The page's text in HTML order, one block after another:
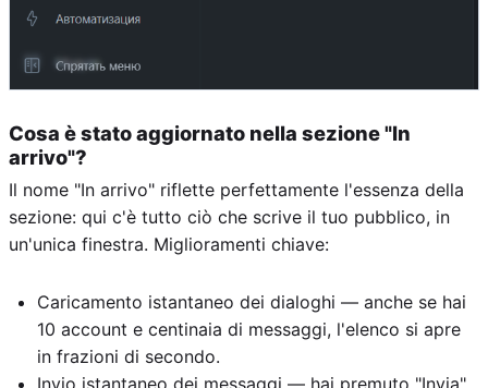
Cosa è stato aggiornato nella sezione "In
arrivo"?
Il nome "In arrivo" riflette perfettamente l'essenza della
sezione: qui c'è tutto ciò che scrive il tuo pubblico, in
un'unica finestra. Miglioramenti chiave:
Caricamento istantaneo dei dialoghi — anche se hai
10 account e centinaia di messaggi, l'elenco si apre
in frazioni di secondo.
Invio istantaneo dei messaggi — hai premuto "Invia"